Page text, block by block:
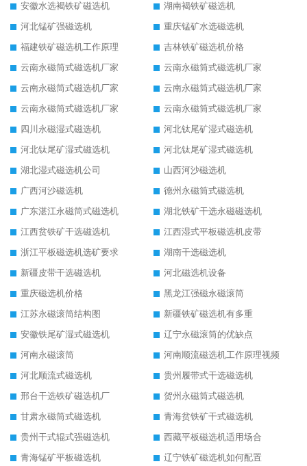
安徽水选褐铁矿磁选机
湖南褐铁矿磁选机
河北锰矿强磁选机
重庆锰矿水选磁选机
福建铁矿磁选机工作原理
吉林铁矿磁选机价格
云南永磁筒式磁选机厂家
云南永磁筒式磁选机厂家
云南永磁筒式磁选机厂家
云南永磁筒式磁选机厂家
云南永磁筒式磁选机厂家
云南永磁筒式磁选机厂家
四川永磁湿式磁选机
河北钛尾矿湿式磁选机
河北钛尾矿湿式磁选机
河北钛尾矿湿式磁选机
湖北湿式磁选机公司
山西河沙磁选机
广西河沙磁选机
德州永磁筒式磁选机
广东湛江永磁筒式磁选机
湖北铁矿干选永磁磁选机
江西贫铁矿干选磁选机
江西湿式平板磁选机皮带
浙江平板磁选机选矿要求
湖南干选磁选机
新疆皮带干选磁选机
河北磁选机设备
重庆磁选机价格
黑龙江强磁永磁滚筒
江苏永磁滚筒结构图
新疆铁矿磁选机有多重
安徽铁尾矿湿式磁选机
辽宁永磁滚筒的优缺点
河南永磁滚筒
河南顺流磁选机工作原理视频
河北顺流式磁选机
贵州履带式干选磁选机
邢台干选铁矿磁选机厂
贺州永磁筒式磁选机
甘肃永磁筒式磁选机
青海贫铁矿干式磁选机
贵州干式辊式强磁选机
西藏平板磁选机适用场合
青海锰矿平板磁选机
辽宁铁矿磁选机如何配置